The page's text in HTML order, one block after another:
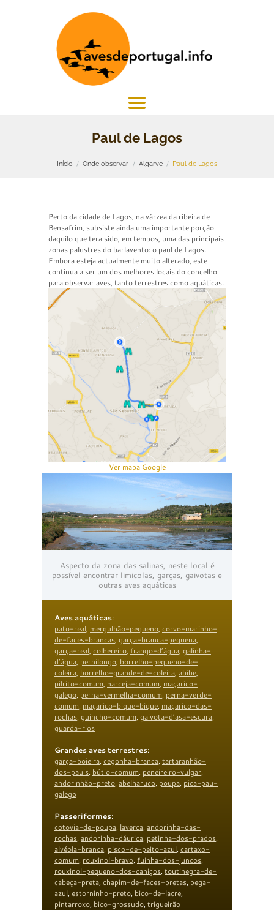
Paul de Lagos
Início Onde observar Algarve Paul de Lagos
Perto da cidade de Lagos, na várzea da ribeira de
Bensafrim, subsiste ainda uma importante porção
daquilo que tera sido, em tempos, uma das principais
zonas palustres do barlavento: o paul de Lagos.
Embora esteja actualmente muito alterado, este
continua a ser um dos melhores locais do concelho
para observar aves, tanto terrestres como aquáticas.
Ver mapa Google
Aspecto da zona das salinas, neste local é
possível encontrar limicolas, garças, gaivotas e
outras aves aquáticas
Aves aquáticas:
pato-real, mergulhão-pequeno, corvo-marinho-
de-faces-brancas, garça-branca-pequena,
garça-real, colhereiro, frango-d’água, galinha-
d’água, pernilongo, borrelho-pequeno-de-
coleira, borrelho-grande-de-coleira, abibe,
pilrito-comum, narceja-comum, maçarico-
galego, perna-vermelha-comum, perna-verde-
comum, maçarico-bique-bique, maçarico-das-
rochas, guincho-comum, gaivota-d’asa-escura,
guarda-rios
Grandes aves terrestres:
garça-boieira, cegonha-branca, tartaranhão-
dos-pauis, bútio-comum, peneireiro-vulgar,
andorinhão-preto, abelharuco, poupa, pica-pau-
galego
Passeriformes:
cotovia-de-poupa, laverca, andorinha-das-
rochas, andorinha-dáurica, petinha-dos-prados,
alvéola-branca, pisco-de-peito-azul, cartaxo-
comum, rouxinol-bravo, fuinha-dos-juncos,
rouxinol-pequeno-dos-caniços, toutinegra-de-
cabeça-preta, chapim-de-faces-pretas, pega-
azul, estorninho-preto, bico-de-lacre,
pintarroxo, bico-grossudo, trigueirão